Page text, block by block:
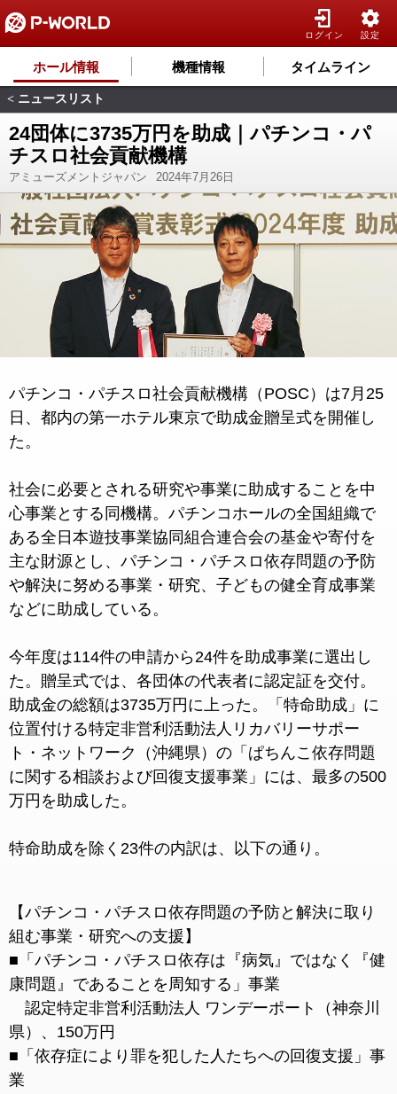
ログイン 設定
ホール情報 機種情報 タイムライン
< ニュースリスト
24団体に3735万円を助成｜パチンコ・パ
チスロ社会貢献機構
アミューズメントジャパン 2024年7月26日
パチンコ・パチスロ社会貢献機構（POSC）は7月25
日、都内の第一ホテル東京で助成金贈呈式を開催し
た。
社会に必要とされる研究や事業に助成することを中
心事業とする同機構。パチンコホールの全国組織で
ある全日本遊技事業協同組合連合会の基金や寄付を
主な財源とし、パチンコ・パチスロ依存問題の予防
や解決に努める事業・研究、子どもの健全育成事業
などに助成している。
今年度は114件の申請から24件を助成事業に選出し
た。贈呈式では、各団体の代表者に認定証を交付。
助成金の総額は3735万円に上った。「特命助成」に
位置付ける特定非営利活動法人リカバリーサポー
ト・ネットワーク（沖縄県）の「ぱちんこ依存問題
に関する相談および回復支援事業」には、最多の500
万円を助成した。
特命助成を除く23件の内訳は、以下の通り。
【パチンコ・パチスロ依存問題の予防と解決に取り
組む事業・研究への支援】
■「パチンコ・パチスロ依存は『病気』ではなく『健
康問題』であることを周知する」事業
認定特定非営利活動法人 ワンデーポート（神奈川
県）、150万円
■「依存症により罪を犯した人たちへの回復支援」事
業